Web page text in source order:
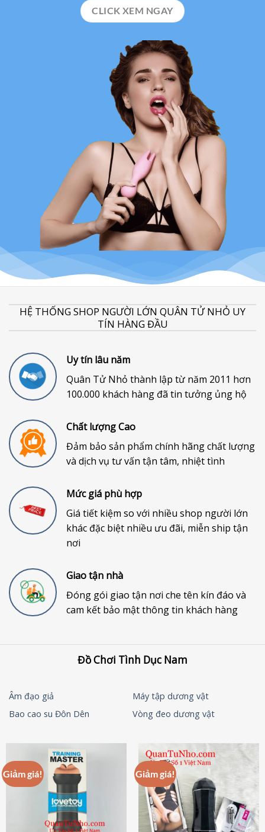
CLICK XEM NGAY
HỆ THỐNG SHOP NGƯỜI LỚN QUÂN TỬ NHỎ UY
TÍN HÀNG ĐẦU
Uy tín lâu năm
Quân Tử Nhỏ thành lập từ năm 2011 hơn
100.000 khách hàng đã tin tưởng ủng hộ
Chất lượng Cao
Đảm bảo sản phẩm chính hãng chất lượng
và dịch vụ tư vấn tận tâm, nhiệt tình
Mức giá phù hợp
Giá tiết kiệm so với nhiều shop người lớn
khác đặc biệt nhiều ưu đãi, miễn ship tận
nơi
Giao tận nhà
Đóng gói giao tận nơi che tên kín đáo và
cam kết bảo mật thông tin khách hàng
Đồ Chơi Tình Dục Nam
Âm đạo giả
Máy tập dương vật
Bao cao su Đôn Dên
Vòng đeo dương vật
Giảm giá! Giảm giá!